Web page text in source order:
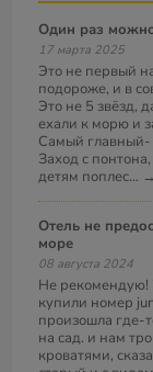
Один раз
17 марта 2025
Это не первый
подороже, и в
Это не 5 звёзд,
ехали к морю и
Самый главный-
Заход с
детям поплес... →
Отель не предоставил номер по ваучеру с видом на
море
08 августа 2024
Не рекомендую!
купили номер
произошла где-
на сад. и нам
кроватями,